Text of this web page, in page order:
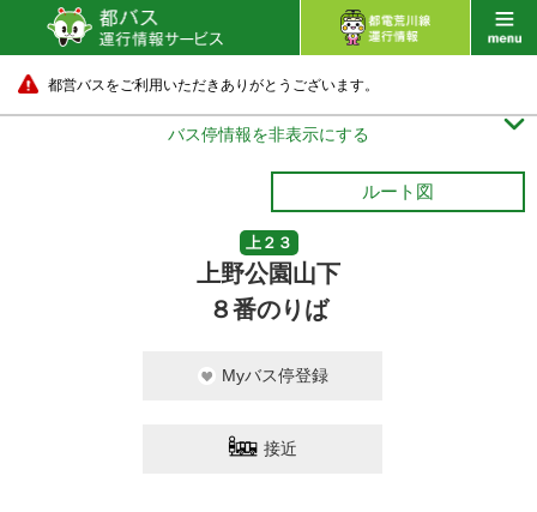
都営バスをご利用いただきありがとうございます。
バス停情報を非表示にする 
ルート図
上２３
上野公園山下
８番のりば
Myバス停登録
接近